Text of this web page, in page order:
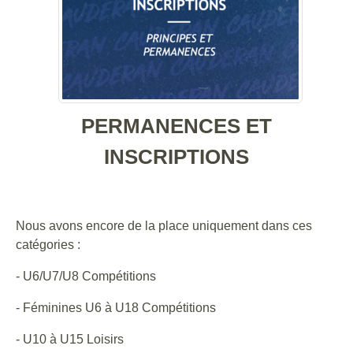
PERMANENCES ET
INSCRIPTIONS
Nous avons encore de la place uniquement dans ces
catégories :
- U6/U7/U8 Compétitions
- Féminines U6 à U18 Compétitions
- U10 à U15 Loisirs